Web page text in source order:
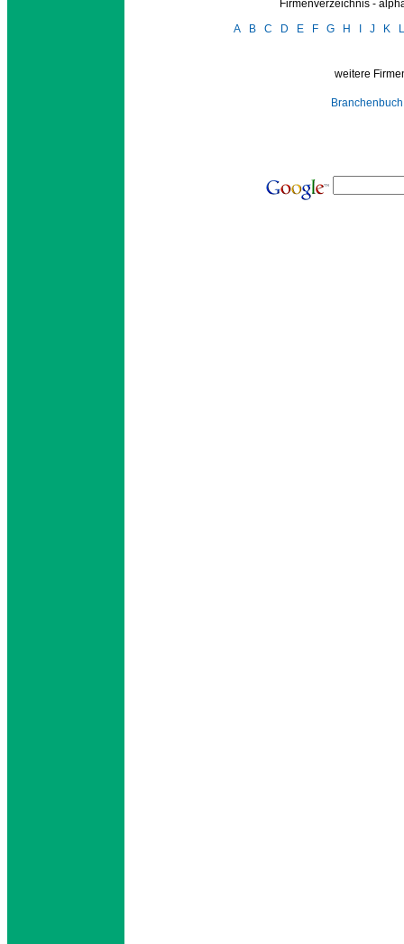
Firmenverzeichnis -
A
B C D E F G H J K L
weitere